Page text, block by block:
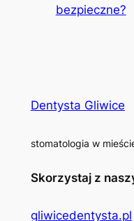
bezpieczne?
Dentysta Gliwice
stomatologia w
Skorzystaj z
gliwicedentysta.pl